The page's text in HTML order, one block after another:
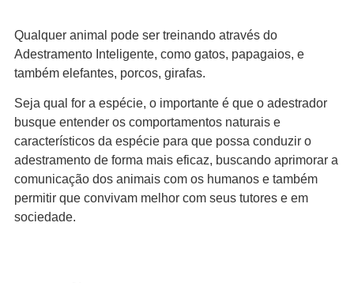
Qualquer animal pode ser treinando através do
Adestramento Inteligente, como gatos, papagaios, e
também elefantes, porcos, girafas.
Seja qual for a espécie, o importante é que o adestrador
busque entender os comportamentos naturais e
característicos da espécie para que possa conduzir o
adestramento de forma mais eficaz, buscando aprimorar a
comunicação dos animais com os humanos e também
permitir que convivam melhor com seus tutores e em
sociedade.